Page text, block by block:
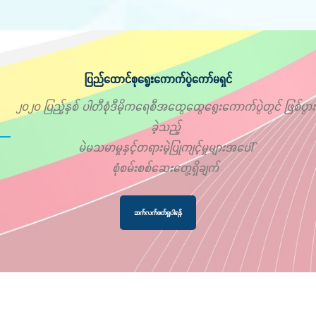
ပြည်ထောင်စုရွေးကောက်ပွဲကော်မရှင်
၂၀၂၀ ပြည့်နှစ် ပါတီစုံဒီမိုကရေစီအထွေထွေရွေးကောက်ပွဲတွင် ဖြစ်ပွား
ခဲ့သည့်
မဲမသမာမှုနှင့်တရားမဲ့ပြုကျင့်မှုများအပေါ်
စုံစမ်းစစ်ဆေးတွေ့ရှိချက်
ဆက်လက်ဖတ်ရှုပါရန်